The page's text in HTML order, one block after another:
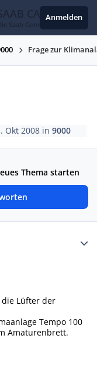
CARS
Saab Gemeinschaft
Anmelden
Frage zur
Okt 2008 in9000
Thema starten
Lüfter der
Tempo 100
Amaturenbrett.